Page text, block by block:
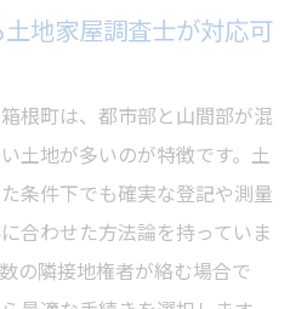
地家屋調査士が対応可
根町は、都市部と山間部が混
土地が多いのが特徴です。土
条件下でも確実な登記や測量
合わせた方法論を持っていま
の隣接地権者が絡む場合で